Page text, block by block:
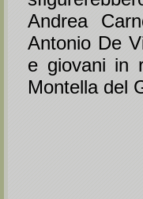
Andrea
Antonio De
e giovani in
Montella del